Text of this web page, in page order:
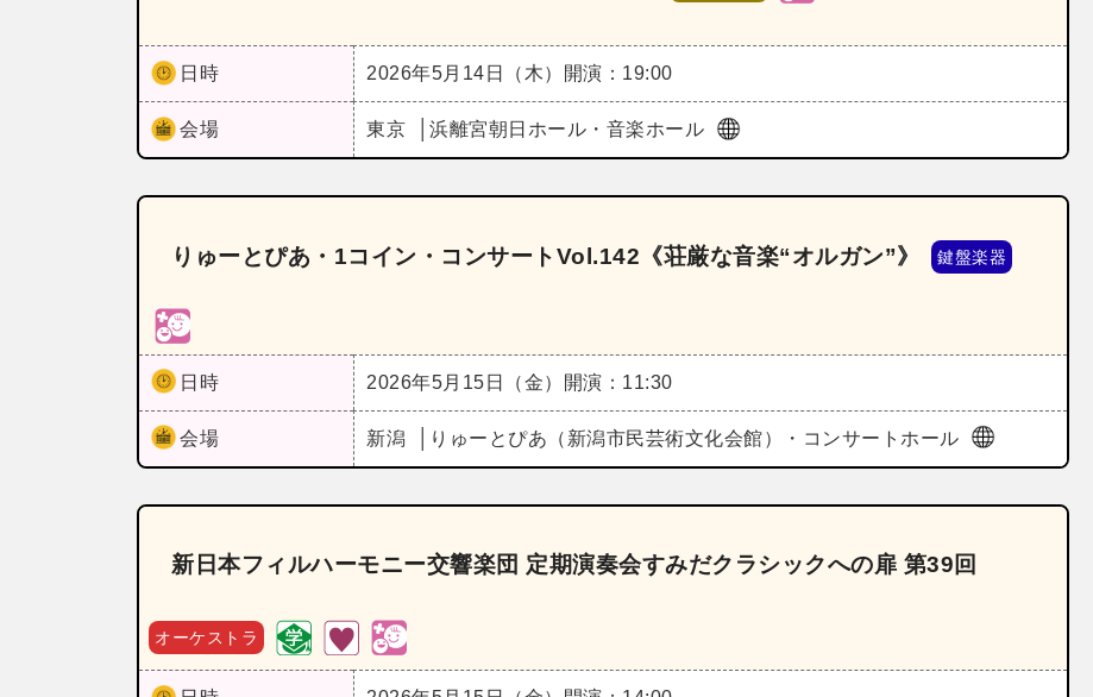
日時 2026年5月14日（木） 開演：19:00
会場 東京 浜離宮朝日ホール・音楽ホール
りゅーとぴあ・1コイン・コンサートVol.142《荘厳な音楽“オルガン”》 鍵盤楽器
日時 2026年5月15日（金） 開演：11:30
会場 新潟 りゅーとぴあ（新潟市民芸術文化会館）・コンサートホール
新日本フィルハーモニー交響楽団 定期演奏会すみだクラシックへの扉 第39回
オーケストラ